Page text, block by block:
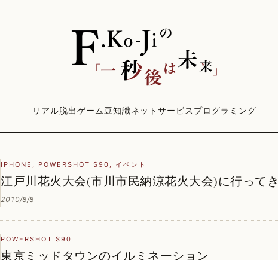
リアル脱出ゲーム豆知識ネットサービス プログラミング
IPHONE , POWERSHOT S90 , イベント
江戸川花火大会(市川市民納涼花火大会)に行って
2010/8/8
POWERSHOT S90
東京ミッドタウンのイルミネーション